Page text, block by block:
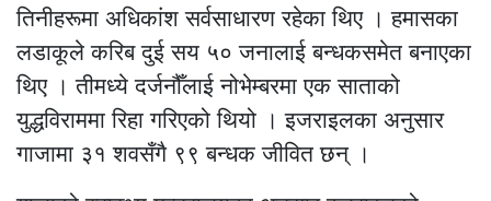
तिनीहरूमा अधिकांश सर्वसाधारण रहेका थिए । हमासका
लडाकूले करिब दुई सय ५० जनालाई बन्धकसमेत बनाएका
थिए । तीमध्ये दर्जनौँलाई नोभेम्बरमा एक साताको
युद्धविराममा रिहा गरिएको थियो । इजराइलका अनुसार
गाजामा ३१ शवसँगै ९९ बन्धक जीवित छन् ।